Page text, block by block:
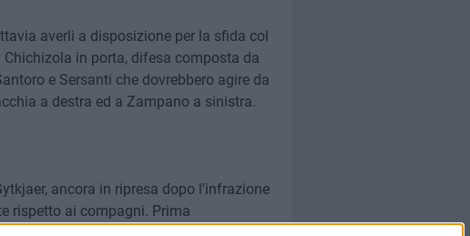
averli a disposizione per la sfida col
in porta, difesa composta da
e Sersanti che dovrebbero agire da
a destra ed a Zampano a sinistra.
ancora in ripresa dopo l'infrazione
rispetto ai compagni. Prima